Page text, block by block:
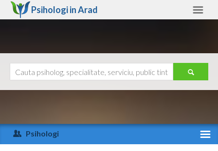
Psihologi inArad
Arad
Arges
Ajutor
Psihologi